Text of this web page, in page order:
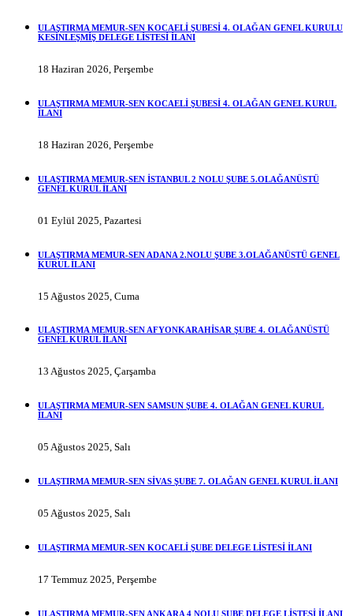
ULAŞTIRMA MEMUR-SEN KOCAELİ ŞUBESİ 4. OLAĞAN GENEL KURULU
KESİNLEŞMİŞ DELEGE LİSTESİ İLANI
18 Haziran 2026, Perşembe
ULAŞTIRMA MEMUR-SEN KOCAELİ ŞUBESİ 4. OLAĞAN GENEL KURUL
İLANI
18 Haziran 2026, Perşembe
ULAŞTIRMA MEMUR-SEN İSTANBUL 2 NOLU ŞUBE 5.OLAĞANÜSTÜ
GENEL KURUL İLANI
01 Eylül 2025, Pazartesi
ULAŞTIRMA MEMUR-SEN ADANA 2.NOLU ŞUBE 3.OLAĞANÜSTÜ GENEL
KURUL İLANI
15 Ağustos 2025, Cuma
ULAŞTIRMA MEMUR-SEN AFYONKARAHİSAR ŞUBE 4. OLAĞANÜSTÜ
GENEL KURUL İLANI
13 Ağustos 2025, Çarşamba
ULAŞTIRMA MEMUR-SEN SAMSUN ŞUBE 4. OLAĞAN GENEL KURUL
İLANI
05 Ağustos 2025, Salı
ULAŞTIRMA MEMUR-SEN SİVAS ŞUBE 7. OLAĞAN GENEL KURUL İLANI
05 Ağustos 2025, Salı
ULAŞTIRMA MEMUR-SEN KOCAELİ ŞUBE DELEGE LİSTESİ İLANI
17 Temmuz 2025, Perşembe
ULAŞTIRMA MEMUR-SEN ANKARA 4 NOLU ŞUBE DELEGE LİSTESİ İLANI